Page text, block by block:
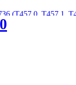
(T457.0, T457.1,